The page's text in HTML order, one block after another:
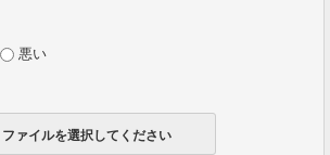
悪い